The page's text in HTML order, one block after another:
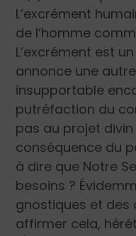
L’excrément
de l’homme
L’excrément est
annonce une
insupportable
putréfaction du
pas au projet divin
conséquence du
à dire que Notre
besoins ?
gnostiques et
affirmer cela,